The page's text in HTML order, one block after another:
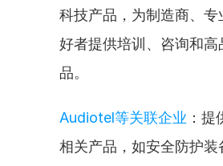
科技产品，为制造商、专
好者提供培训、咨询和高
品。
Audiotel等关联企业 ：
相关产品，如安全防护装